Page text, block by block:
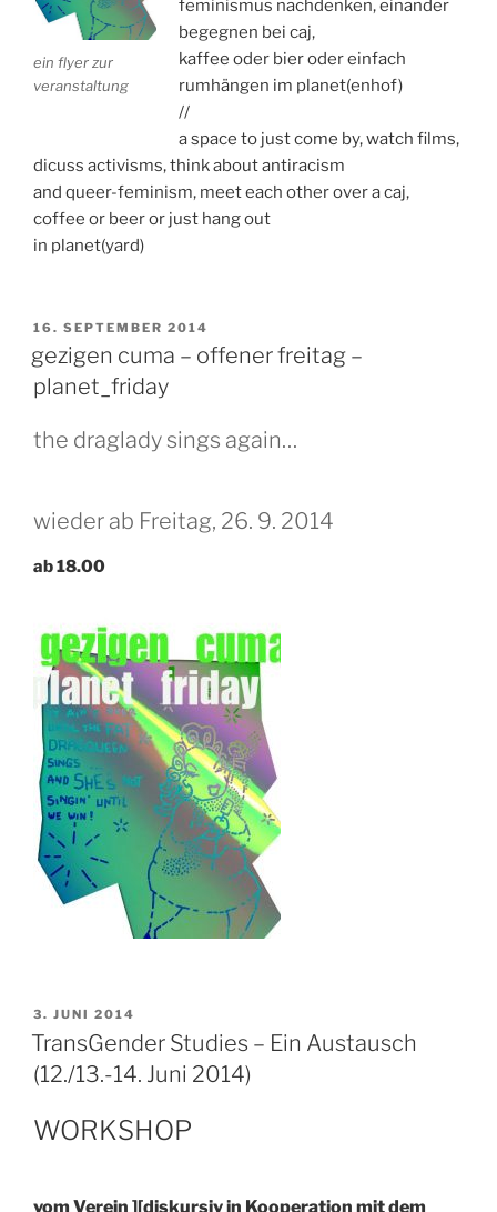
ein flyer zur
veranstaltung
feminismus nachdenken, einander
begegnen bei caj,
kaffee oder bier oder einfach
rumhängen im planet(enhof)
//
a space to just come by, watch films,
dicuss activisms, think about antiracism
and queer-feminism, meet each other over a caj,
coffee or beer or just hang out
in planet(yard)
VERÖFFENTLICHT
16. SEPTEMBER 2014
gezigen cuma – offener freitag –
planet_friday
the draglady sings again…
wieder ab Freitag, 26. 9. 2014
ab 18.00
VERÖFFENTLICHT
AM
3. JUNI 2014
TransGender Studies – Ein Austausch
(12./13.-14. Juni 2014)
WORKSHOP
vom Verein ][diskursiv in Kooperation mit dem